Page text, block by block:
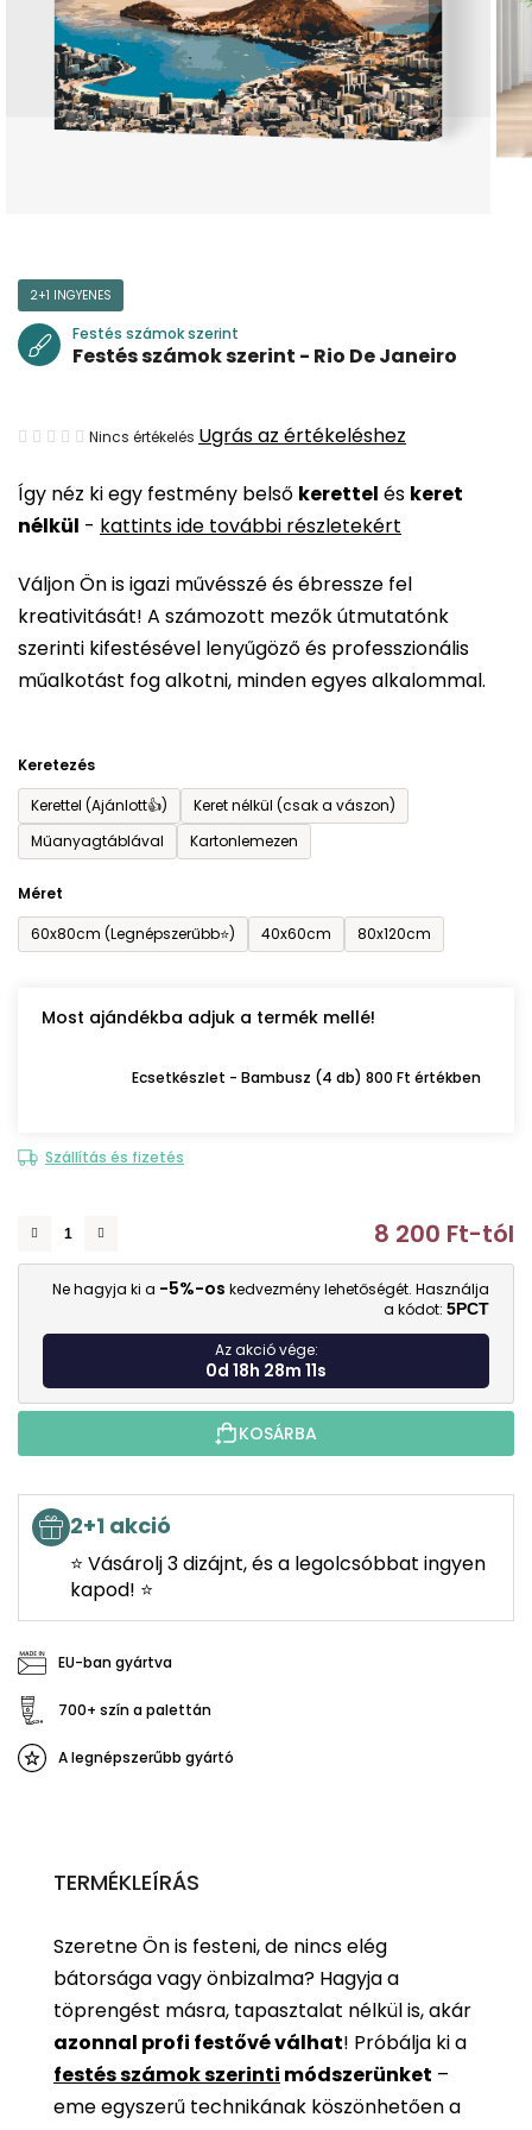
Így néz ki egy festmény belső kerettel és keret
nélkül - kattints ide további részletekért
Váljon Ön is igazi művésszé és ébressze fel
kreativitását! A számozott mezők útmutatónk
szerinti kifestésével lenyűgöző és professzionális
műalkotást fog alkotni, minden egyes alkalommal.
Keretezés
Kerettel (Ajánlott👍)
Keret nélkül (csak a vászon)
Műanyagtáblával
Kartonlemezen
Méret
60x80cm (Legnépszerűbb⭐)
40x60cm 80x120cm
Most ajándékba adjuk a termék mellé!
Ecsetkészlet - Bambusz (4 db) 800 Ft értékben
Szállítás és fizetés
8 200 Ft-tól
Ne hagyja ki a -5%-os kedvezmény lehetőségét. Használja
a kódot: 5PCT
Az akció vége:
0d 18h 28m 10s
KOSÁRBA
2+1 akció
⭐ Vásárolj 3 dizájnt, és a legolcsóbbat ingyen
kapod! ⭐
EU-ban gyártva
700+ szín a palettán
A legnépszerűbb gyártó
2+1 INGYENES
Festés számok szerint
Festés számok szerint - Rio De Janeiro
A
átlagos
értékelése
ből
0,0
csillag.
Nincs értékelés Ugrás az értékeléshez
TERMÉKLEÍRÁS
Szeretne Ön is festeni, de nincs elég
bátorsága vagy önbizalma? Hagyja a
töprengést másra, tapasztalat nélkül is, akár
azonnal profi festővé válhat! Próbálja ki a
festés számok szerinti módszerünket –
eme egyszerű technikának köszönhetően a